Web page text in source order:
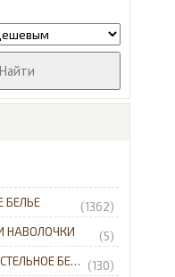
2
БЕЛЬЕ
(1362)
НАВОЛОЧКИ
(5)
ДЕТСКОЕ ПОСТЕЛЬНОЕ БЕЛЬЕ
(130)